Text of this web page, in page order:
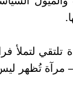
تلتقي لتملأ
تُظهر ليس